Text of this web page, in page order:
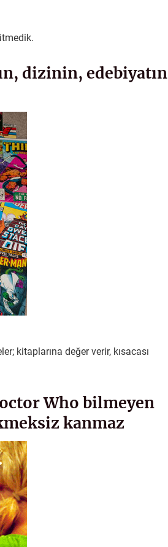
dizinin, edebiyatın
kitaplarına değer verir, kısacası
Who bilmeyen
kanmaz